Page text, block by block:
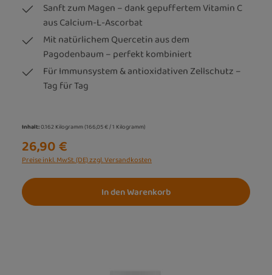
Sanft zum Magen – dank gepuffertem Vitamin C
aus Calcium-L-Ascorbat
Mit natürlichem Quercetin aus dem
Pagodenbaum – perfekt kombiniert
Für Immunsystem & antioxidativen Zellschutz –
Tag für Tag
Inhalt:0.162 Kilogramm(166,05 € / 1 Kilogramm)
26,90 €
Preise inkl. MwSt. (DE) zzgl. Versandkosten
In den Warenkorb